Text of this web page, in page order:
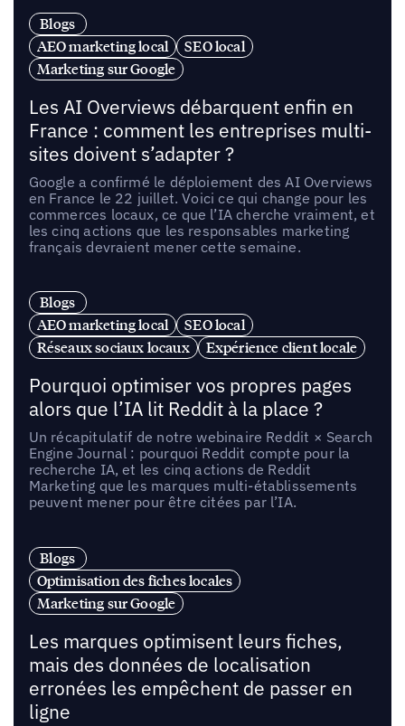
Blogs
AEO marketing local
SEO local
Marketing sur Google
Les AI Overviews débarquent enfin en
France : comment les entreprises multi-
sites doivent s’adapter ?
Google a confirmé le déploiement des AI Overviews
en France le 22 juillet. Voici ce qui change pour les
commerces locaux, ce que l’IA cherche vraiment, et
les cinq actions que les responsables marketing
français devraient mener cette semaine.
Blogs
AEO marketing local
SEO local
Réseaux sociaux locaux
Expérience client locale
Pourquoi optimiser vos propres pages
alors que l’IA lit Reddit à la place ?
Un récapitulatif de notre webinaire Reddit × Search
Engine Journal : pourquoi Reddit compte pour la
recherche IA, et les cinq actions de Reddit
Marketing que les marques multi-établissements
peuvent mener pour être citées par l’IA.
Blogs
Optimisation des fiches locales
Marketing sur Google
Les marques optimisent leurs fiches,
mais des données de localisation
erronées les empêchent de passer en
ligne